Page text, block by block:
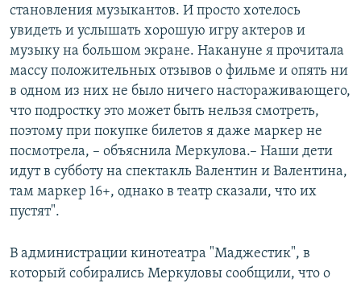
становления музыкантов. И просто хотелось
увидеть и услышать хорошую игру актеров и
музыку на большом экране. Накануне я прочитала
массу положительных отзывов о фильме и опять ни
в одном из них не было ничего настораживающего,
что подростку это может быть нельзя смотреть,
поэтому при покупке билетов я даже маркер не
посмотрела, – объяснила Меркулова.– Наши дети
идут в субботу на спектакль Валентин и Валентина,
там маркер 16+, однако в театр сказали, что их
пустят".
В администрации кинотеатра "Маджестик", в
который собирались Меркуловы сообщили, что о